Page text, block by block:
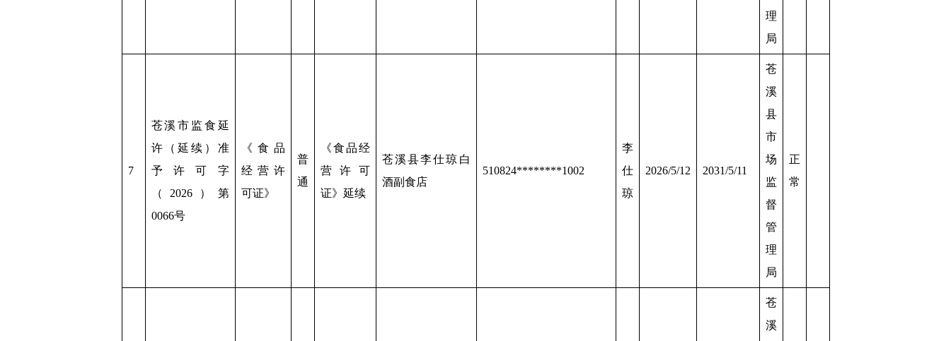
理
局
7
苍溪市监食延
许（延续）准
予许可字
（2026）第
0066号
《食品
经营许
可证》
普
通
《食品经
营许可
证》延续
苍溪县李仕琼白
酒副食店
510824********1002
李
仕
琼
2026/5/12 2031/5/11
苍
溪
县
市
场
监
督
管
理
局
正
常
苍
溪